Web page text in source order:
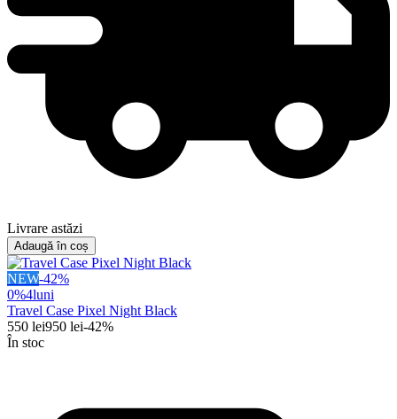
Livrare astăzi
Adaugă în coș
NEW-42%
0%4luni
Travel Case Pixel Night Black
550 lei950 lei-42%
În stoc